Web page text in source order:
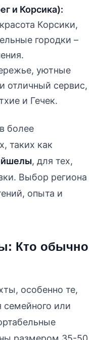
и Корсика):
Корсики,
городки –
уютные
отличный сервис,
и Гечек.
более
таких как
, для тех,
Выбор региона
опыта и
Кто обычно
особенно те,
семейного или